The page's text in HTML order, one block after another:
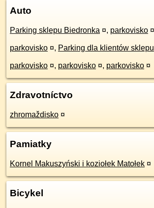
Auto
Parking sklepu Biedronka ¤, parkovisko ¤
parkovisko ¤, Parking dla klientów sklepu
parkovisko ¤, parkovisko ¤, parkovisko ¤
Zdravotníctvo
zhromaždisko ¤
Pamiatky
Kornel Makuszyński i koziołek Matołek ¤
Bicykel